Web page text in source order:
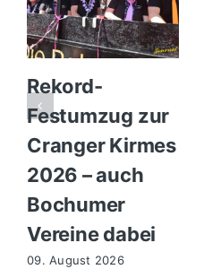
Rekord-
Festumzug zur
Cranger Kirmes
2026 – auch
Bochumer
Vereine dabei
09. August 2026